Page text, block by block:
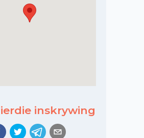
inskrywing